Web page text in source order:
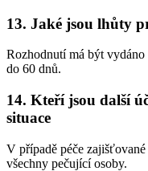
13. Jaké jsou lhůty
Rozhodnutí má být
do 60 dnů.
14. Kteří jsou další
situace
V případě péče
všechny pečující osoby.